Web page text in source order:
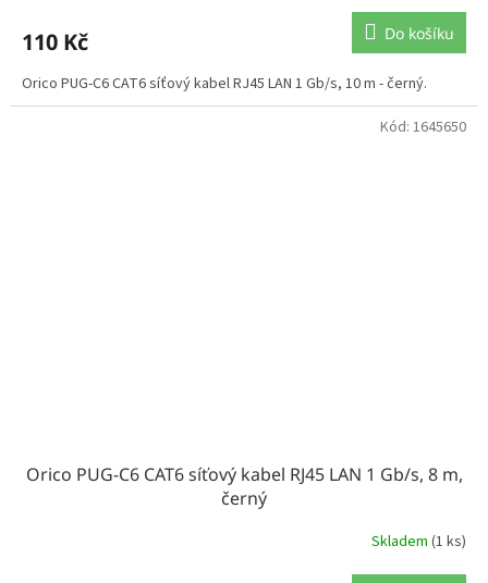
110 Kč Do košíku
Orico PUG-C6 CAT6 síťový kabel RJ45 LAN 1 Gb/s, 10 m - černý.
Orico PUG-C6 CAT6 síťový kabel RJ45 LAN 1 Gb/s, 8 m,
černý
Skladem (1 ks)
Kód: 1645650